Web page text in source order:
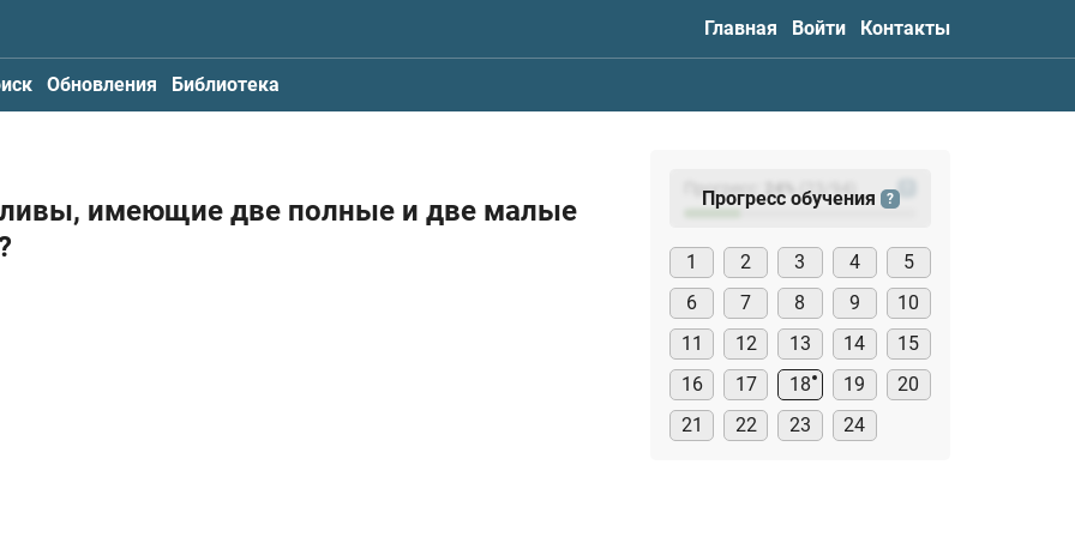
Главная Войти Контакты
Обновления Библиотека
имеющие две полные и две малые
Прогресс: (23
Прогресс обучения ?
1 2 3 4
5
6
7 8 9
10
11
12 13 14
15
16
17 18 19
20
21
22 23 24